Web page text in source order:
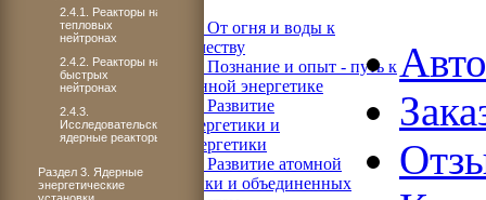
Книга 1. От огня и воды к
электричеству
Книга 2. Познание и опыт - путь к
современной энергетике
Книга 3. Развитие
теплоэнергетики и
гидроэнергетики
Книга 4. Развитие атомной
энергетики и объединенных
2.4.1. Реакторы на
тепловых
нейтронах
2.4.2. Реакторы на
быстрых
нейтронах
2.4.3.
Исследовательские
ядерные реакторы
Раздел 3. Ядерные
энергетические